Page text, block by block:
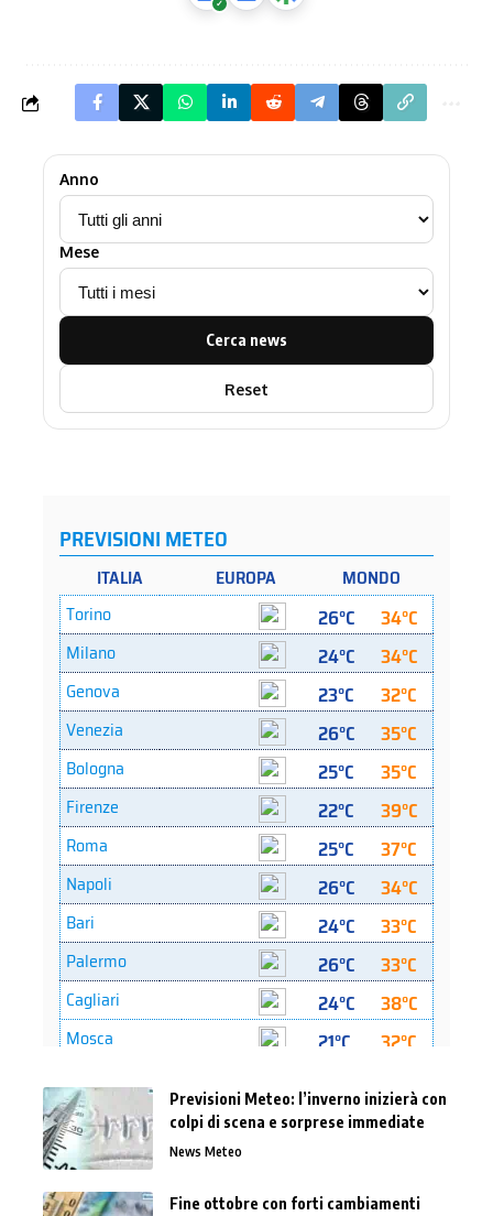
Anno
Mese
Cerca news
Reset
Previsioni Meteo: l’inverno inizierà con
colpi di scena e sorprese immediate
News Meteo
Fine ottobre con forti cambiamenti